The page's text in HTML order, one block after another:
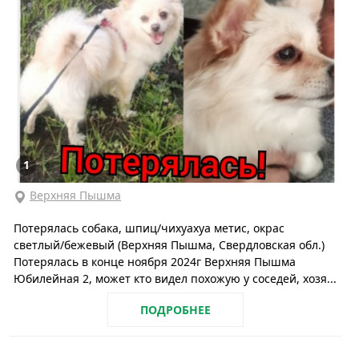
1
Верхняя Пышма
Потерялась собака, шпиц/чихуахуа метис, окрас
светлый/бежевый (Верхняя Пышма, Свердловская обл.)
Потерялась в конце ноября 2024г Верхняя Пышма
Юбилейная 2, может кто видел похожую у соседей, хозя...
ПОДРОБНЕЕ